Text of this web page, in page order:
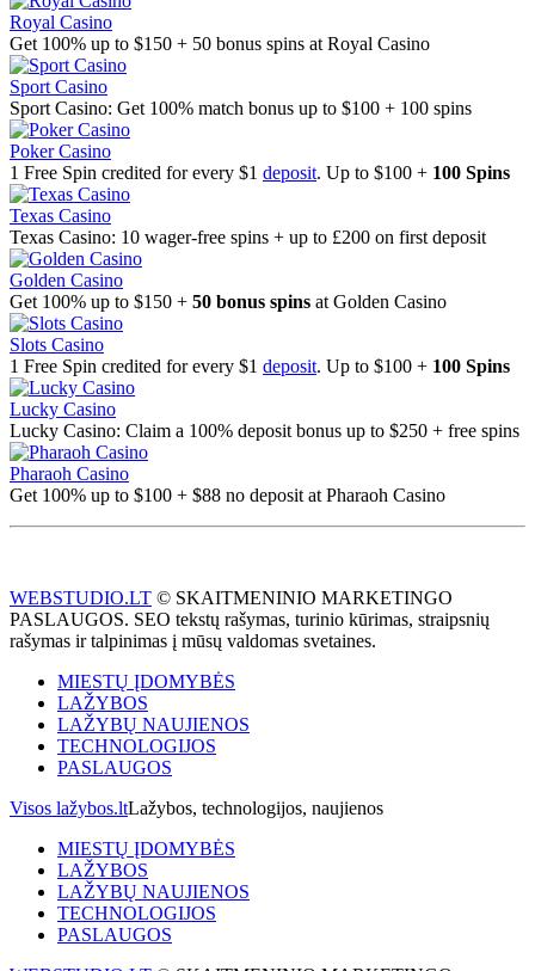
Royal Casino
Get 100% up to $150 + 50 bonus spins at Royal Casino
Sport Casino
Sport Casino: Get 100% match bonus up to $100 + 100 spins
Poker Casino
1 Free Spin credited for every $1 deposit. Up to $100 + 100 Spins
Texas Casino
Texas Casino: 10 wager-free spins + up to £200 on first deposit
Golden Casino
Get 100% up to $150 + 50 bonus spins at Golden Casino
Slots Casino
1 Free Spin credited for every $1 deposit. Up to $100 + 100 Spins
Lucky Casino
Lucky Casino: Claim a 100% deposit bonus up to $250 + free spins
Pharaoh Casino
Get 100% up to $100 + $88 no deposit at Pharaoh Casino
WEBSTUDIO.LT © SKAITMENINIO MARKETINGO
PASLAUGOS. SEO tekstų rašymas, turinio kūrimas, straipsnių
rašymas ir talpinimas į mūsų valdomas svetaines.
MIESTŲ ĮDOMYBĖS
LAŽYBOS
LAŽYBŲ NAUJIENOS
TECHNOLOGIJOS
PASLAUGOS
Visos lažybos.ltLažybos, technologijos, naujienos
MIESTŲ ĮDOMYBĖS
LAŽYBOS
LAŽYBŲ NAUJIENOS
TECHNOLOGIJOS
PASLAUGOS